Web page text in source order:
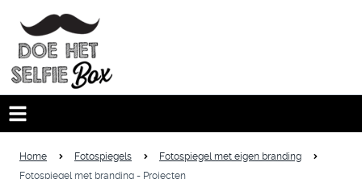
Home Fotospiegels
Fotospiegel met eigen branding
Fotospiegel met branding - Projecten